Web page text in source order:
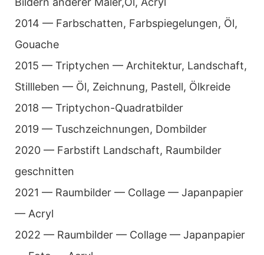
2014 — Farb­schat­ten, Farb­spie­ge­lun­gen, Öl,
Gou­ache
2015 — Tri­pty­chen — Archi­tek­tur, Land­schaft,
Still­le­ben — Öl, Zeich­nung, Pas­tell, Ölkreide
2018 — Tri­pty­chon-Qua­drat­bil­der
2019 — Tusch­zeich­nun­gen, Dom­bil­der
2020 — Farb­stift Land­schaft, Raum­bil­der
geschnit­ten
2021 — Raum­bil­der — Col­lage — Japan­pa­pier
— Acryl
2022 — Raum­bil­der — Col­lage — Japan­pa­pier